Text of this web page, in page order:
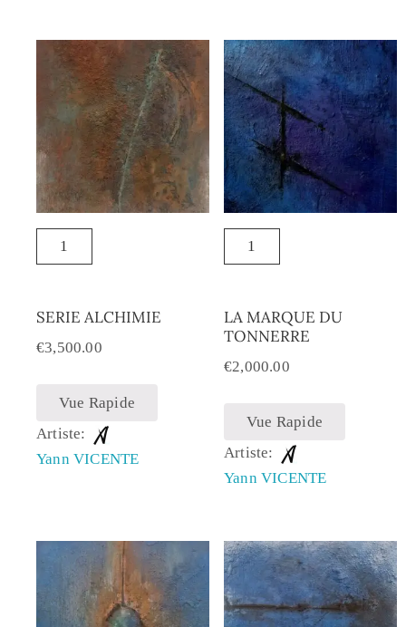
SERIE ALCHIMIE
€3,500.00
Vue Rapide
Artiste:
Yann VICENTE
LA MARQUE DU
TONNERRE
€2,000.00
Vue Rapide
Artiste:
Yann VICENTE